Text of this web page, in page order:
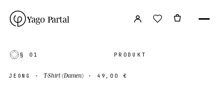
Yago Partal
§ 01 PRODUKT
JEONG ·T-Shirt (Damen) · 49,00 €